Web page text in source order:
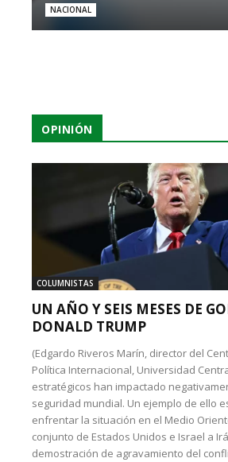
NACIONAL
OPINIÓN
COLUMNISTAS
UN AÑO Y SEIS MESES DE
DONALD TRUMP
(Edgardo Riveros Marín, director del
Política Internacional, Universidad
estratégicos han impactado
seguridad mundial. Un ejemplo de ello
enfrentar la situación en el Medio
conjunto de Estados Unidos e Israel a
demostración de agravamiento del